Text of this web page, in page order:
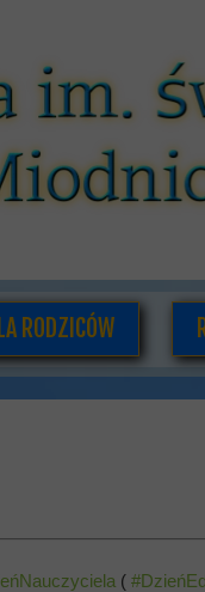
(
RODZICÓW
RADA RODZICÓW